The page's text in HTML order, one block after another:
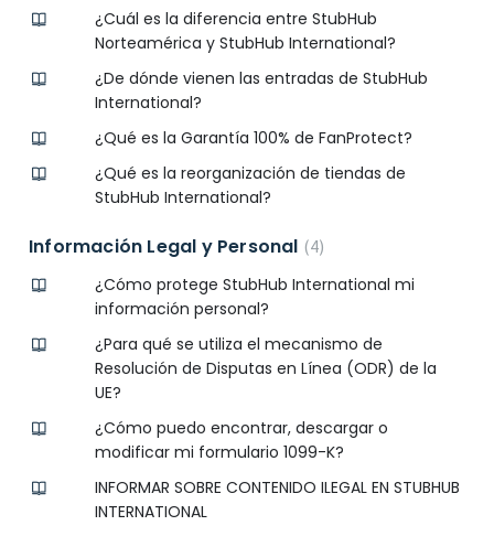
¿Cuál es la diferencia entre StubHub
Norteamérica y StubHub International?
¿De dónde vienen las entradas de StubHub
International?
¿Qué es la Garantía 100% de FanProtect?
¿Qué es la reorganización de tiendas de
StubHub International?
Información Legal y Personal 4
¿Cómo protege StubHub International mi
información personal?
¿Para qué se utiliza el mecanismo de
Resolución de Disputas en Línea (ODR) de la
UE?
¿Cómo puedo encontrar, descargar o
modificar mi formulario 1099-K?
INFORMAR SOBRE CONTENIDO ILEGAL EN STUBHUB
INTERNATIONAL